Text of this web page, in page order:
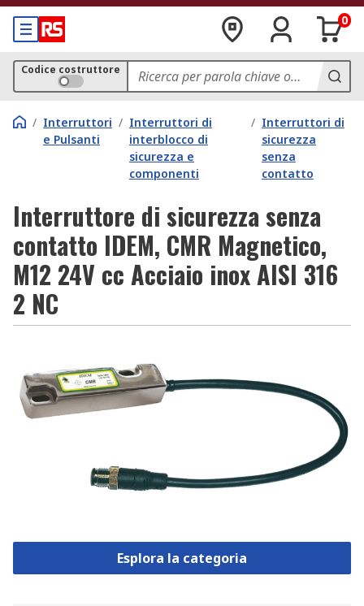
0
Codice costruttore
/ Interruttori
e Pulsanti
/ Interruttori di
interblocco di
sicurezza e
componenti
/ Interruttori di
sicurezza
senza
contatto
Interruttore di sicurezza senza
contatto IDEM, CMR Magnetico,
M12 24V cc Acciaio inox AISI 316
2 NC
Esplora la categoria